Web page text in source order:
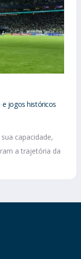
e jogos históricos
capacidade,
a trajetória da